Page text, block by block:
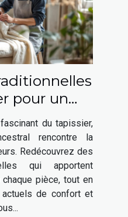
pour un
du tapissier,
rencontre la
Redécouvrez des
qui apportent
pièce, tout en
actuels de confort et